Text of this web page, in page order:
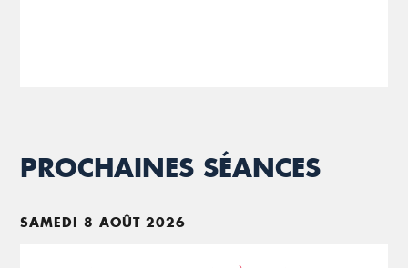
PROCHAINES SÉANCES
SAMEDI 8 AOÛT 2026